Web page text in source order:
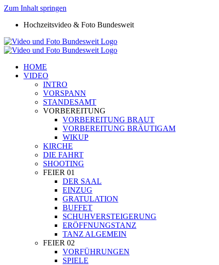
Zum Inhalt springen
Hochzeitsvideo & Foto Bundesweit
HOME
VIDEO
INTRO
VORSPANN
STANDESAMT
VORBEREITUNG
VORBEREITUNG BRAUT
VORBEREITUNG BRÄUTIGAM
WIKUP
KIRCHE
DIE FAHRT
SHOOTING
FEIER 01
DER SAAL
EINZUG
GRATULATION
BUFFET
SCHUHVERSTEIGERUNG
ERÖFFNUNGSTANZ
TANZ ALGEMEIN
FEIER 02
VORFÜHRUNGEN
SPIELE